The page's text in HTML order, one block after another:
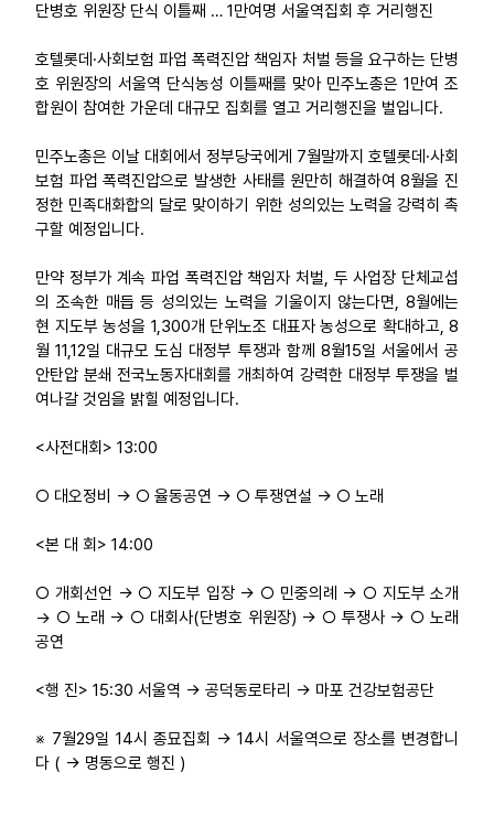
단병호 위원장 단식 이틀째 … 1만여명 서울역집회 후 거리행진
호텔롯데·사회보험 파업 폭력진압 책임자 처벌 등을 요구하는 단병
호 위원장의 서울역 단식농성 이틀째를 맞아 민주노총은 1만여 조
합원이 참여한 가운데 대규모 집회를 열고 거리행진을 벌입니다.
민주노총은 이날 대회에서 정부당국에게 7월말까지 호텔롯데·사회
보험 파업 폭력진압으로 발생한 사태를 원만히 해결하여 8월을 진
정한 민족대화합의 달로 맞이하기 위한 성의있는 노력을 강력히 촉
구할 예정입니다.
만약 정부가 계속 파업 폭력진압 책임자 처벌, 두 사업장 단체교섭
의 조속한 매듭 등 성의있는 노력을 기울이지 않는다면, 8월에는
현 지도부 농성을 1,300개 단위노조 대표자 농성으로 확대하고, 8
월 11,12일 대규모 도심 대정부 투쟁과 함께 8월15일 서울에서 공
안탄압 분쇄 전국노동자대회를 개최하여 강력한 대정부 투쟁을 벌
여나갈 것임을 밝힐 예정입니다.
<사전대회> 13:00
○ 대오정비 → ○ 율동공연 → ○ 투쟁연설 → ○ 노래
<본 대 회> 14:00
○ 개회선언 → ○ 지도부 입장 → ○ 민중의례 → ○ 지도부 소개
→ ○ 노래 → ○ 대회사(단병호 위원장) → ○ 투쟁사 → ○ 노래
공연
<행 진> 15:30 서울역 → 공덕동로타리 → 마포 건강보험공단
※ 7월29일 14시 종묘집회 → 14시 서울역으로 장소를 변경합니
다 ( → 명동으로 행진 )